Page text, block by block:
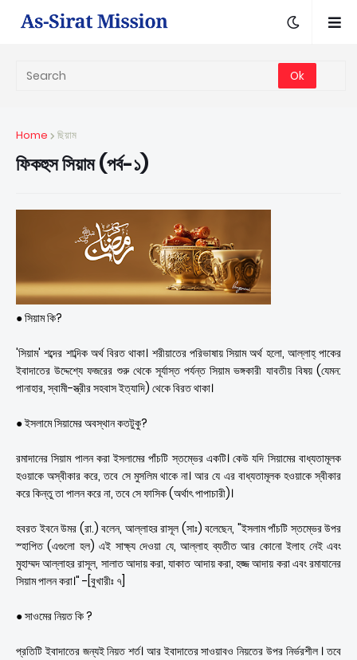
Home ছিয়াম
ফিকহুস সিয়াম (পর্ব-১)
● সিয়াম কি?
'সিয়াম' শব্দের শাব্দিক অর্থ বিরত থাকা। শরীয়াতের পরিভাষায় সিয়াম অর্থ হলো, আল্লাহ্ পাকের
ইবাদাতের উদ্দেশ্যে ফজরের শুরু থেকে সূর্যাস্ত পর্যন্ত সিয়াম ভঙ্গকারী যাবতীয় বিষয় (যেমন:
পানাহার, স্বামী-স্ত্রীর সহবাস ইত্যাদি) থেকে বিরত থাকা।
● ইসলামে সিয়ামের অবস্থান কতটুকু?
রমাদানের সিয়াম পালন করা ইসলামের পাঁচটি স্তম্ভের একটি। কেউ যদি সিয়ামের বাধ্যতামূলক
হওয়াকে অস্বীকার করে, তবে সে মুসলিম থাকে না। আর যে এর বাধ্যতামূলক হওয়াকে স্বীকার
করে কিন্তু তা পালন করে না, তবে সে ফাসিক (অর্থাৎ পাপাচারী)।
হবরত ইবনে উমর (রা.) বলেন, আল্লাহর রাসূল (সাঃ) বলেছেন, "ইসলাম পাঁচটি স্তম্ভের উপর
স্হাপিত (এগুলো হল) এই সাক্ষ্য দেওয়া যে, আল্লাহ ব্যতীত আর কোনো ইলাহ নেই এবং
মুহাম্মদ আল্লাহর রাসূল, সালাত আদায় করা, যাকাত আদায় করা, হজ্জ আদায় করা এবং রমাযানের
সিয়াম পালন করা।" -[বুখারীঃ ৭]
● সাওমের নিয়ত কি ?
প্রতিটি ইবাদাতের জন্যই নিয়ত শর্ত। আর ইবাদাতের সাওয়াবও নিয়তের উপর নির্ভরশীল । তবে